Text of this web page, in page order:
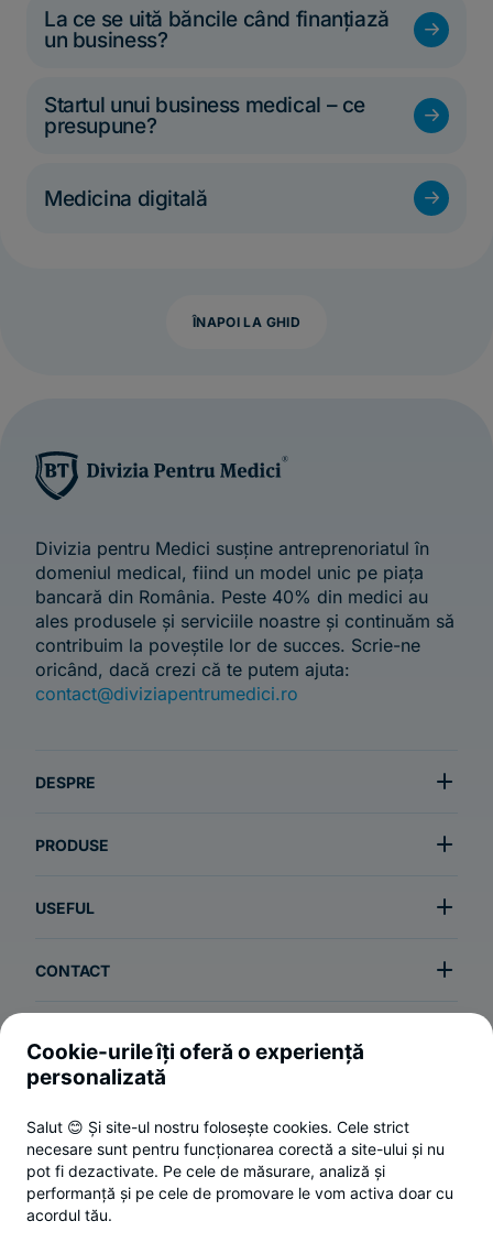
La ce se uită băncile când finanțiază
un business?
f
Startul unui business medical – ce
presupune?
f
Medicina digitală f
ÎNAPOI LA GHID
Divizia pentru Medici susține antreprenoriatul în
domeniul medical, fiind un model unic pe piața
bancară din România. Peste 40% din medici au
ales produsele și serviciile noastre și continuăm să
contribuim la poveștile lor de succes. Scrie-ne
oricând, dacă crezi că te putem ajuta:
contact@diviziapentrumedici.ro
DESPRE
PRODUSE
USEFUL
CONTACT
Termeni și condiții
Politica de confidențialitate
ANPC
Setări cookies
Cookie-urile îți oferă o experiență
personalizată
Salut 😊 Și site-ul nostru folosește cookies. Cele strict
necesare sunt pentru funcționarea corectă a site-ului și nu
pot fi dezactivate. Pe cele de măsurare, analiză și
performanță și pe cele de promovare le vom activa doar cu
acordul tău.